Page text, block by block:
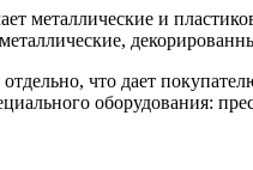
металлические и
что дает
оборудования: